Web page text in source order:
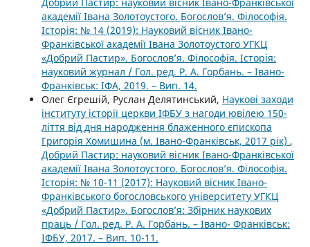
академії Івана Золотоустого. Богослов’я. Філософія.
Історія: № 14 (2019): Науковий вісник Івано-
Франківської академії Івана Золотоустого УГКЦ
«Добрий Пастир». Богослов’я. Філософія. Історія:
науковий журнал / Гол. ред. Р. А. Горбань. – Івано-
Франківськ: ІФА, 2019. – Вип. 14.
Олег Єгрешій, Руслан Делятинський, Наукові заходи
інституту історії церкви ІФБУ з нагоди ювілею 150-
ліття від дня народження блаженного єпископа
Григорія Хомишина (м. Івано-Франківськ, 2017 рік) ,
Добрий Пастир: науковий вісник Івано-Франківської
академії Івана Золотоустого. Богослов’я. Філософія.
Історія: № 10-11 (2017): Науковий вісник Івано-
Франківського богословського університету УГКЦ
«Добрий Пастир». Богослов’я: Збірник наукових
праць / Гол. ред. Р. А. Горбань. – Івано- Франківськ:
ІФБУ, 2017. – Вип. 10-11.